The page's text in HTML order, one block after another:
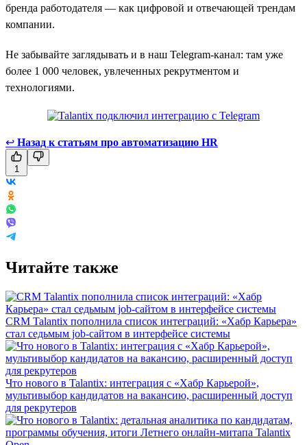
бренда работодателя — как цифровой и отвечающей трендам
компании.
Не забывайте заглядывать и в наш Telegram-канал: там уже
более 1 000 человек, увлеченных рекрутментом и
технологиями.
↩ Назад к статьям про автоматизацию HR
1
Читайте также
CRM Talantix пополнила список интеграций: «Хабр Карьера»
стал седьмым job-сайтом в интерфейсе системы
Что нового в Talantix: интеграция с «Хабр Карьерой»,
мультивыбор кандидатов на вакансию, расширенный доступ
для рекрутеров